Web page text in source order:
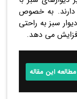
دارند. به خصوص
سبز به راحتی
مطالعه این مقاله